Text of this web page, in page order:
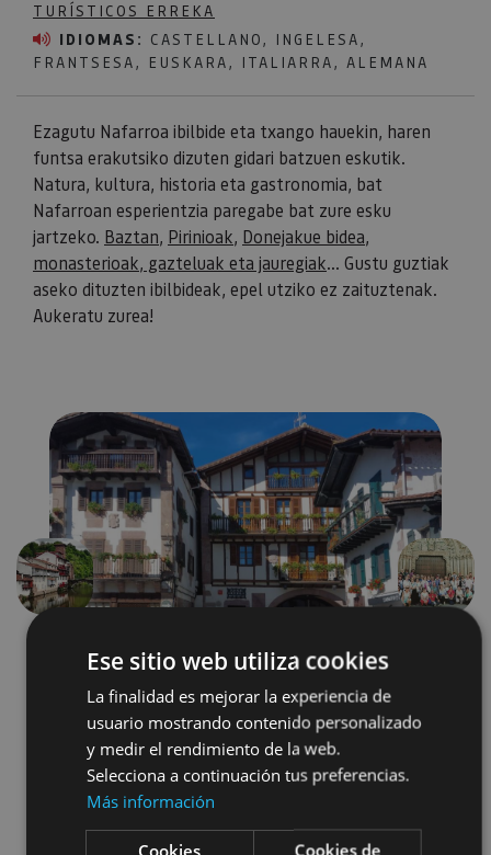
TURÍSTICOS ERREKA
IDIOMAS: CASTELLANO, INGELESA,
FRANTSESA, EUSKARA, ITALIARRA, ALEMANA
Ezagutu Nafarroa ibilbide eta txango hauekin, haren
funtsa erakutsiko dizuten gidari batzuen eskutik.
Natura, kultura, historia eta gastronomia, bat
Nafarroan esperientzia paregabe bat zure esku
jartzeko. Baztan, Pirinioak, Donejakue bidea,
monasterioak, gazteluak eta jauregiak... Gustu guztiak
aseko dituzten ibilbideak, epel utziko ez zaituztenak.
Aukeratu zurea!
Aurrekoa
Camino de Santiago Visitas guiadas
Accesibilidad visual
Ese sitio web utiliza cookies
La finalidad es mejorar la experiencia de
usuario mostrando contenido personalizado
y medir el rendimiento de la web.
Selecciona a continuación tus preferencias.
Más información
Cookies
Cookies de